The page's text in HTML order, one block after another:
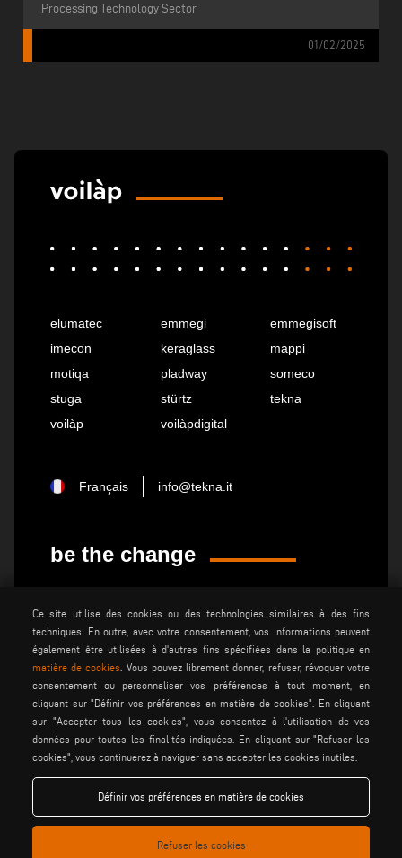
Processing Technology Sector
01/02/2025
elumatec emmegi
emmegisoft
imecon
keraglass
mappi
motiqa
pladway
someco
stuga
stürtz
tekna
voilàp
voilàpdigital
Français info@tekna.it
be the change
privacy policy mentions lÉgales
cookie policy
conditions gÉnÉrales de
vente
conditions gÉnÉrales de
distribution
paramÈtres des cookies
Voilàp S.p.a. - Via Archimede, 10 - 41019 Soliera (MO) - ITALY
- C.F - P.IVA 02057270361
Ce site utilise des cookies ou des technologies similaires à des fins
techniques. En outre, avec votre consentement, vos informations peuvent
également être utilisées à d'autres fins spécifiées dans la politique en
matière de cookies
. Vous pouvez librement donner, refuser, révoquer votre
consentement ou personnaliser vos préférences à tout moment, en
cliquant sur "Définir vos préférences en matière de cookies". En cliquant
sur "Accepter tous les cookies", vous consentez à l'utilisation de vos
données pour toutes les finalités indiquées. En cliquant sur "Refuser les
cookies", vous continuerez à naviguer sans accepter les cookies inutiles.
Définir vos préférences en matière de cookies
Refuser les cookies